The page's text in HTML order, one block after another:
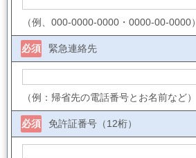
（例、000-0000-0000・0000-00-0000）
緊急連絡先
必須
（例：帰省先の電話番号とお名前など）
免許証番号（12桁）
必須